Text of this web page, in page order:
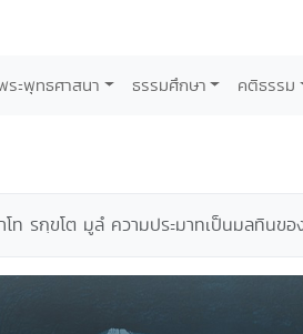
ระพุทธศาสนา ธรรมศึกษา คติธรรม
โท รกฺขโต มูลํ ความประมาทเป็นมลทินขอ